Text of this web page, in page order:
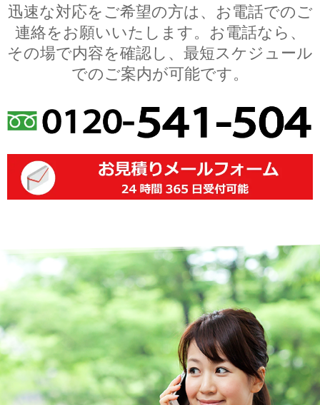
迅速な対応をご希望の方は、お電話でのご
連絡をお願いいたします。お電話なら、
その場で内容を確認し、最短スケジュール
でのご案内が可能です。